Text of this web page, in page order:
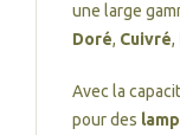
une large
Doré, Cuivré,
Avec la
pour des